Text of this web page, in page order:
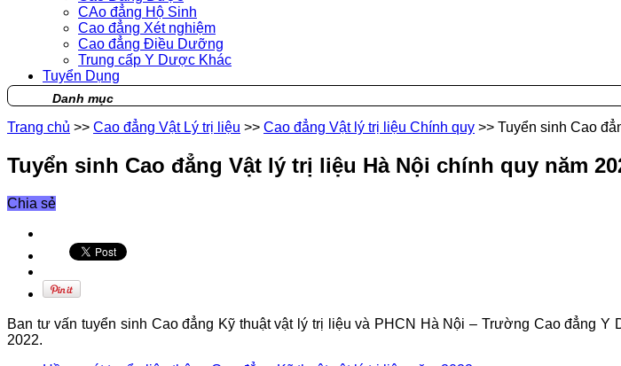
CAo đẳng Hộ Sinh
Cao đẳng Xét nghiệm
Cao đẳng Điều Dưỡng
Trung cấp Y Dược Khác
Tuyển Dụng
Danh mục
Trang chủ >> Cao đẳng Vật Lý trị liệu >> Cao đẳng Vật lý trị liệu Chính quy >> Tuyển sinh Cao
Tuyển sinh Cao đẳng Vật lý trị liệu Hà Nội chính quy năm
Chia sẻ
Ban tư vấn tuyển sinh Cao đẳng Kỹ thuật vật lý trị liệu và PHCN Hà Nội – Trường Cao đẳng
2022.